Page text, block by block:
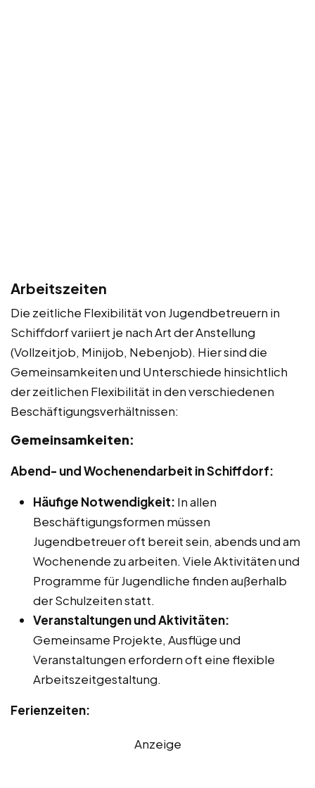
Arbeitszeiten
Die zeitliche Flexibilität von Jugendbetreuern in
Schiffdorf variiert je nach Art der Anstellung
(Vollzeitjob, Minijob, Nebenjob). Hier sind die
Gemeinsamkeiten und Unterschiede hinsichtlich
der zeitlichen Flexibilität in den verschiedenen
Beschäftigungsverhältnissen:
Gemeinsamkeiten:
Abend- und Wochenendarbeit in Schiffdorf:
Häufige Notwendigkeit: In allen
Beschäftigungsformen müssen
Jugendbetreuer oft bereit sein, abends und am
Wochenende zu arbeiten. Viele Aktivitäten und
Programme für Jugendliche finden außerhalb
der Schulzeiten statt.
Veranstaltungen und Aktivitäten:
Gemeinsame Projekte, Ausflüge und
Veranstaltungen erfordern oft eine flexible
Arbeitszeitgestaltung.
Ferienzeiten:
Anzeige